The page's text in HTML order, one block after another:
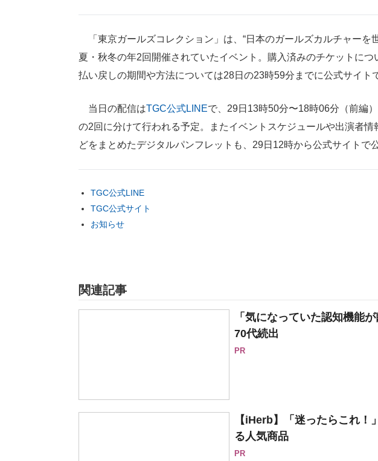
「東京ガールズコレクション」は、“日本のガールズカルチャーを
夏・秋冬の年2回開催されていたイベント。購入済みのチケットにつ
払い戻しの期間や方法については28日の23時59分までに公式サイト
当日の配信はTGC公式LINEで、29日13時50分〜18時06分（前編
の2回に分けて行われる予定。またイベントスケジュールや出演者
どをまとめたデジタルパンフレットも、29日12時から公式サイトで
TGC公式LINE
TGC公式サイト
お知らせ
関連記事
「気になっていた認知機能
70代続出
PR
【iHerb】「迷ったらこれ
る人気商品
PR